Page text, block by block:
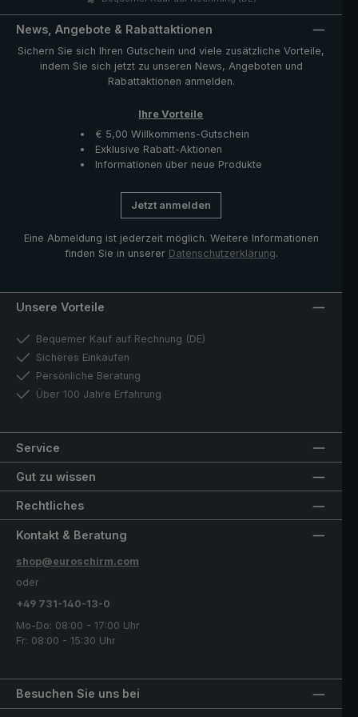
enthaltene Hülle schützt den Schirm nach dem Trocknen
und komplettiert das klassische Modell. Ausgesuchte
Schirmmacher garantieren Qualität auf höchstem
Niveau und bestätigen die Bedeutung des Handwerks.
News, Angebote & Rabattaktionen
Sichern Sie sich Ihren Gutschein und viele zusätzliche Vorteile,
indem Sie sich jetzt zu unseren News, Angeboten und
Rabattaktionen anmelden.
Ihre Vorteile
€ 5,00 Willkommens-Gutschein
Exklusive Rabatt-Aktionen
Informationen über neue Produkte
Jetzt anmelden
Eine Abmeldung ist jederzeit möglich. Weitere Informationen
finden Sie in unserer Datenschutzerklärung.
Unsere Vorteile
Bequemer Kauf auf Rechnung (DE)
Sicheres Einkaufen
Persönliche Beratung
Über 100 Jahre Erfahrung
Service
Gut zu wissen
Rechtliches
Besuchen Sie uns bei
Kontakt & Beratung
shop@euroschirm.com
oder
+49 731-140-13-0
Mo-Do: 08:00 - 17:00 Uhr
Fr: 08:00 - 15:30 Uhr